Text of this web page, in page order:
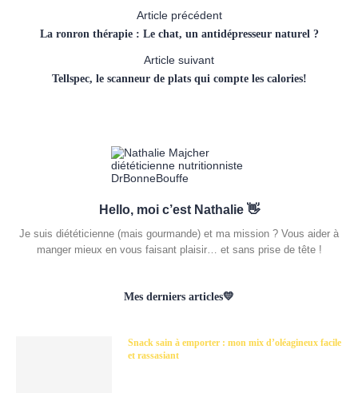
Article précédent
La ronron thérapie : Le chat, un antidépresseur naturel ?
Article suivant
Tellspec, le scanneur de plats qui compte les calories!
Hello, moi c’est Nathalie 👋
Je suis diététicienne (mais gourmande) et ma mission ? Vous aider à
manger mieux en vous faisant plaisir… et sans prise de tête !
Mes derniers articles💛
Snack sain à emporter : mon mix d’oléagineux facile
et rassasiant